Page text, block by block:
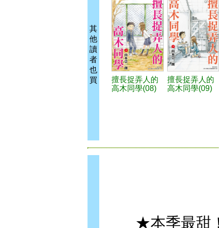
其
他
讀
者
也
買
擅長捉弄人的
高木同學(08)
擅長捉弄人的
高木同學(09)
★本季最甜！